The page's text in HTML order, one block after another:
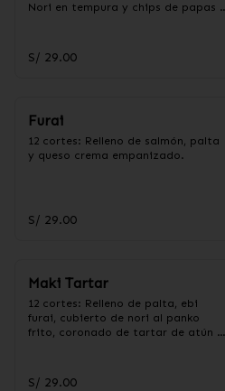
Nori en tempura y chips de papas
S/ 29.00
Furai
12 cortes: Relleno de salmón, palta
y queso crema empanizado.
S/ 29.00
Maki Tartar
12 cortes: Relleno de palta, ebi
furai, cubierto de nori al panko
frito, coronado de tartar de atún o
S/ 29.00